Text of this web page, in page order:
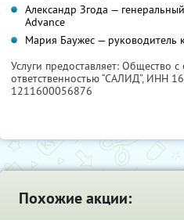
Александр Згода —
Advance
Мария Баужес — руководитель
Услуги предоставляет: Общество
ответственностью “САЛИД”, ИНН
1211600056876
Похожие акции: